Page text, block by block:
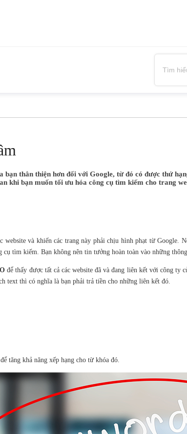
thân thiện hơn đối với Google, từ đó có được thứ
khi bạn muốn tối ưu hóa công cụ tìm kiếm cho trang
và khiến các trang này phải chịu hình phạt từ Google.
tìm kiếm. Bạn không nên tin tưởng hoàn toàn vào những
để thấy được tất cả các website đã và đang liên kết với công
text thì có nghĩa là bạn phải trả tiền cho những liên kết đó.
tăng khả năng xếp hạng cho từ khóa đó.